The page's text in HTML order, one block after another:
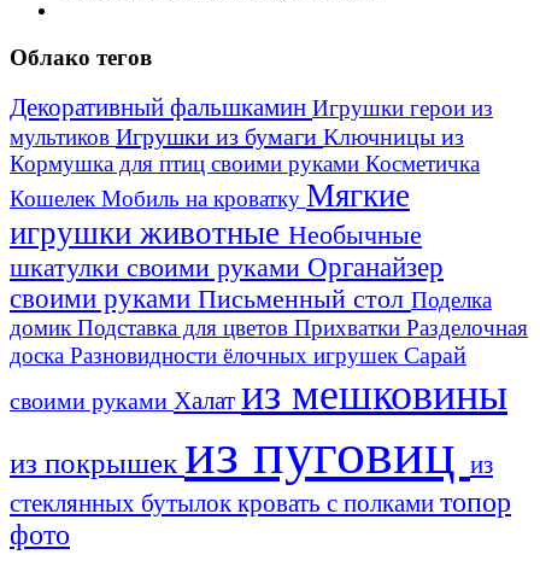
Облако тегов
Декоративный фальшкамин Игрушки герои из
мультиков Игрушки из бумаги Ключницы из
Кормушка для птиц своими руками Косметичка
КошелекМобиль на кроватку Мягкие
игрушки животные Необычные
шкатулки своими руками Органайзер
своими руками Письменный стол Поделка
домикПодставка для цветов Прихватки Разделочная
доска Разновидности ёлочных игрушекСарай
своими руками Халат из мешковины
из покрышек из пуговиц из
стеклянных бутылоккровать с полками топор
фото